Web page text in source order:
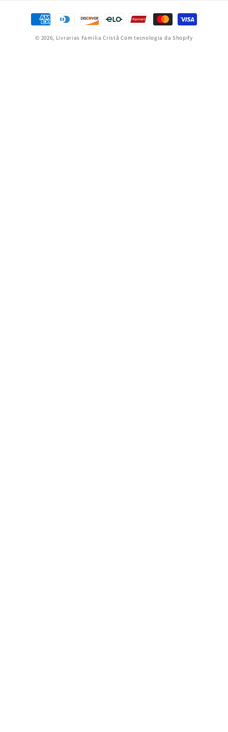
Formas
de
pagamento
© 2026, Livrarias Familia Cristã Com tecnologia da Shopify